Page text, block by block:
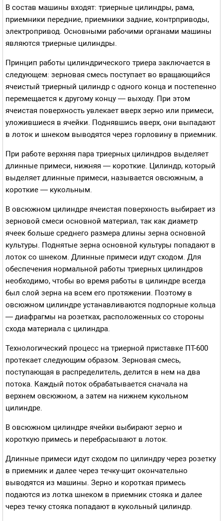
В состав машины входят: триерные цилиндры, рама,
приемники передние, приемники задние, контрприводы,
электро­привод. Основными рабочими органами машины
являются триерные цилиндры.
Принцип работы цилиндрического триера заключается в
следующем: зерно­вая смесь поступает во вращающийся
ячеистый триерный цилиндр с одного конца и постепенно
перемещается к другому концу — выходу. При этом
ячеистая поверхность увлекает вверх зерно или примеси,
уложившиеся в ячейки. Поднявшись вверх, они выпадают
в лоток и шнеком выводятся через горловину в приемник.
При работе верхняя пара триерных цилиндров выделяет
длинные примеси, нижняя — короткие. Цилиндр, который
выделяет длинные примеси, называется овсюжным, а
короткие — кукольным.
В овсюжном цилиндре ячеистая поверхность выбирает из
зерно­вой смеси основной материал, так как диаметр
ячеек больше среднего размера длины зерна основной
культуры. Поднятые зерна основной культуры попадают в
лоток со шнеком. Длинные примеси идут сходом. Для
обеспечения нормальной работы триерных цилиндров
необходимо, чтобы во время работы в цилиндре всегда
был слой зерна на всем его протяжении. Поэтому в
овсюжном цилиндре устанавливаются подпорные кольца
— диафрагмы на розетках, расположенных со стороны
схода материала с цилиндра.
Технологический процесс на триерной приставке ПТ-600
протекает следующим образом. Зерно­вая смесь,
поступающая в распределитель, делится в нем на два
потока. Каждый поток обрабатывается сначала на
верхнем овсюжном, а затем на нижнем кукольном
цилиндре.
В овсюжном цилиндре ячейки выбирают зерно и
короткую примесь и перебрасывают в лоток.
Длинные примеси идут сходом по цилиндру через розетку
в приемник и далее через течку-щит окончательно
выводятся из машины. Зерно и короткая примесь
подаются из лотка шнеком в приемник стояка и далее
через течку стояка попадают в кукольный цилиндр.